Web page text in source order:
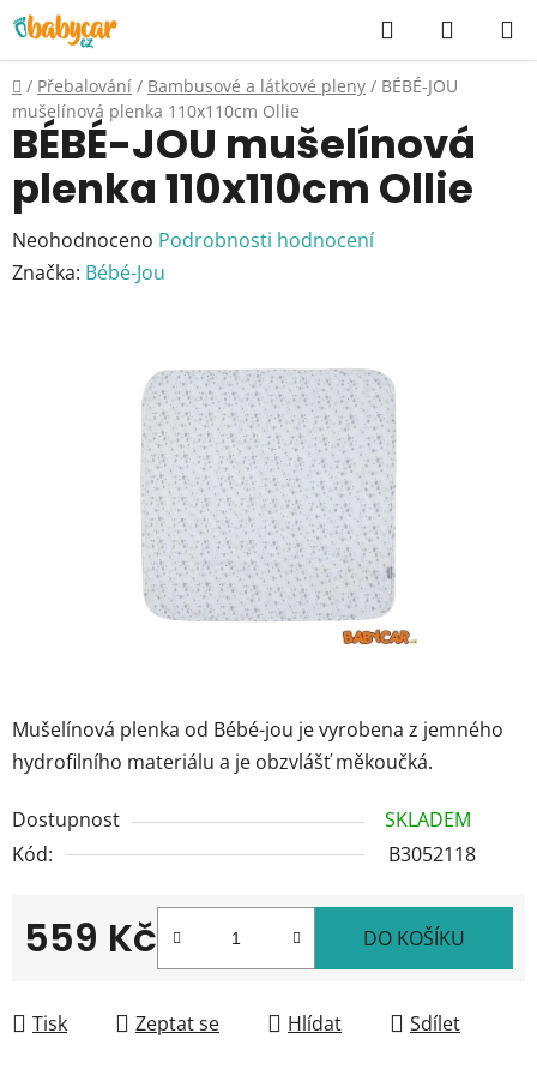
Přejít
na
obsah
Hledat
KOŠÍK
Domů
/ Přebalování / Bambusové a látkové pleny / BÉBÉ-JOU
mušelínová plenka 110x110cm Ollie
Mušelínová plenka od Bébé-jou je vyrobena z jemného
hydrofilního materiálu a je obzvlášť měkoučká.
Dostupnost
SKLADEM
Kód:
B3052118
559 Kč DO KOŠÍKU
Tisk Zeptat se Hlídat Sdílet
BÉBÉ-JOU mušelínová
plenka 110x110cm Ollie
Průměrné
hodnocení
Neohodnoceno Podrobnosti hodnocení
Značka: Bébé-Jou